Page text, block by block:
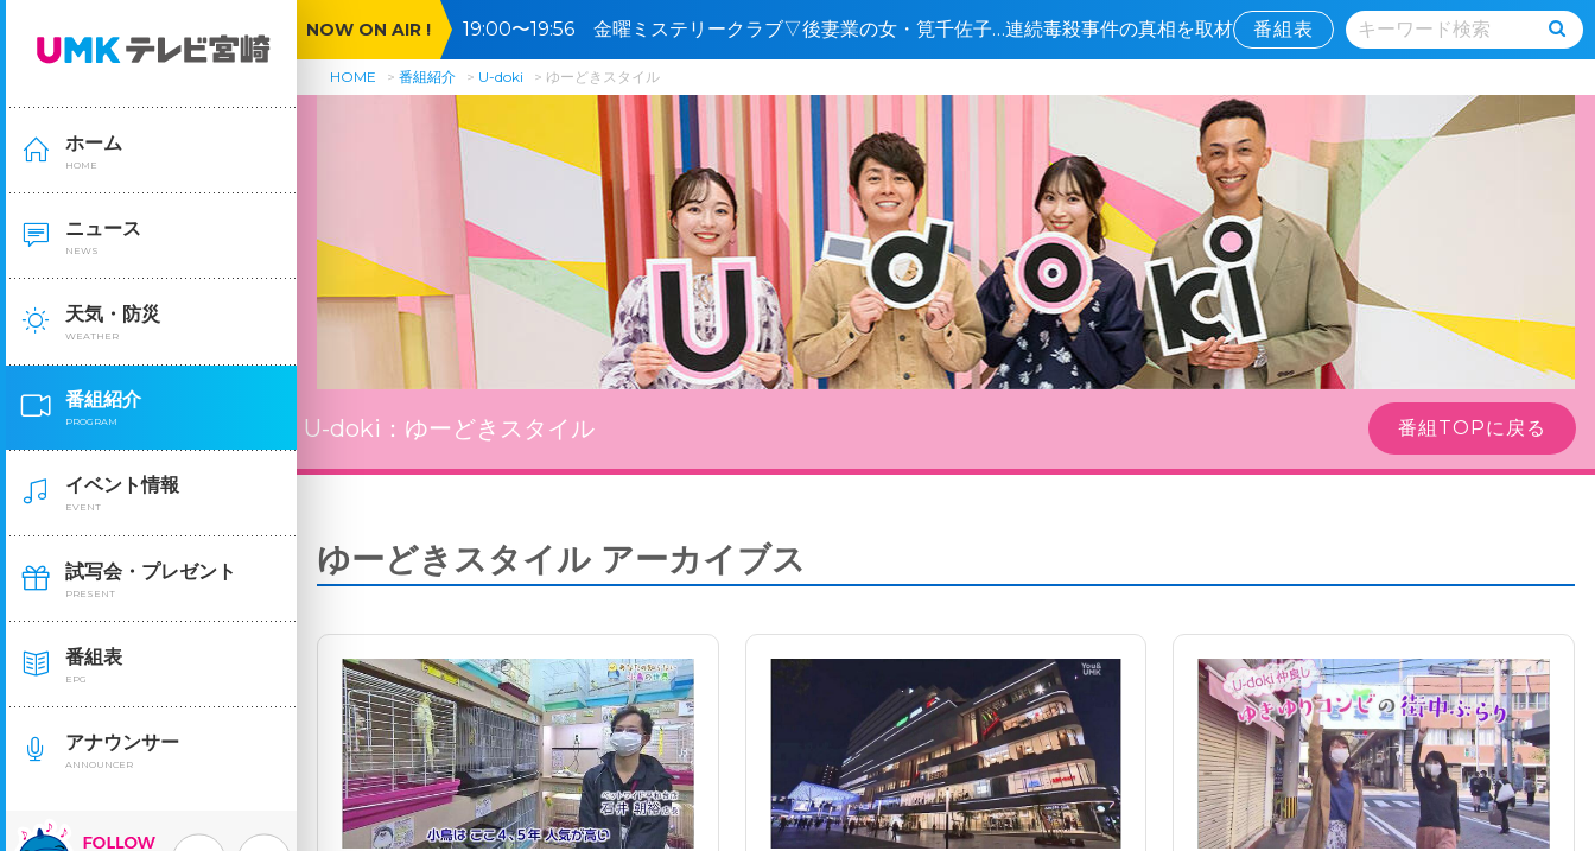
ホーム
HOME
ニュース
NEWS
天気・防災
WEATHER
番組紹介
PROGRAM
イベント情報
EVENT
試写会・プレゼント
PRESENT
番組表
EPG
アナウンサー
ANNOUNCER
NOW ON AIR !
19:00〜19:56 金曜ミステリークラブ▽後妻業の女・筧千佐子…連続毒殺事件の真相を取材
記者が激白🈑
番組表
HOME 番組紹介 U-doki ゆーどきスタイル
U-doki： ゆーどきスタイル 番組TOPに戻る
ゆーどきスタイル アーカイブス